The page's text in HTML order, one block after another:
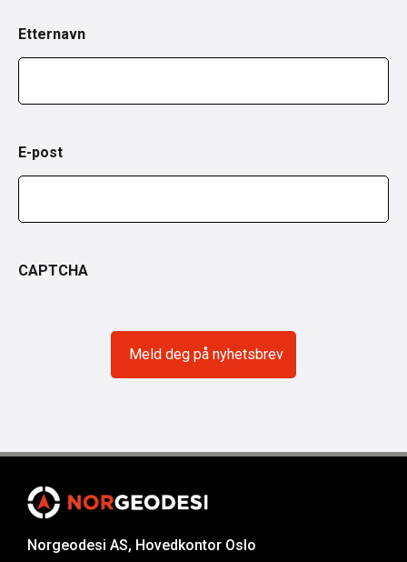
Etternavn
E-post
CAPTCHA
Norgeodesi AS, Hovedkontor Oslo